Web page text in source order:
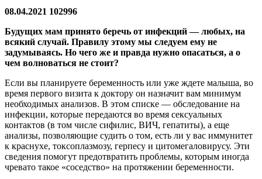
08.04.2021 102996
Будущих мам принято беречь от инфекций — любых, на
всякий случай. Правилу этому мы следуем ему не
задумываясь. Но чего же и правда нужно опасаться, а о
чем волноваться не стоит?
Если вы планируете беременность или уже ждете малыша, во
время первого визита к доктору он назначит вам минимум
необходимых анализов. В этом списке — обследование на
инфекции, которые передаются во время сексуальных
контактов (в том числе сифилис, ВИЧ, гепатиты), а еще
анализы, позволяющие судить о том, есть ли у вас иммунитет
к краснухе, токсоплазмозу, герпесу и цитомегаловирусу. Эти
сведения помогут предотвратить проблемы, которым иногда
чревато такое «соседство» на протяжении беременности.